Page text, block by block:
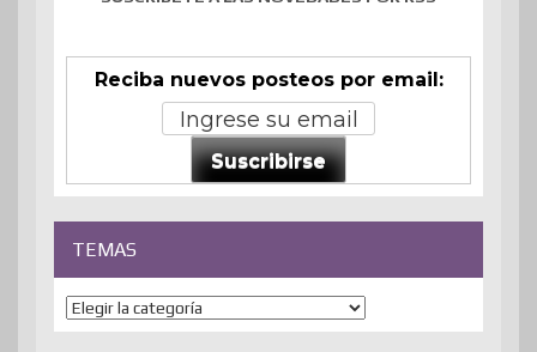
Reciba nuevos posteos por email:
Suscribirse
TEMAS
Temas